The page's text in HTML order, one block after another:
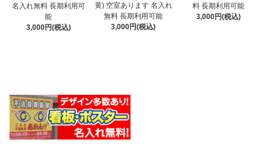
名入れ無料 長期利用可
能
3,000円(税込)
黄) 空室あります 名入れ
無料 長期利用可能
3,000円(税込)
料 長期利用可能
3,000円(税込)